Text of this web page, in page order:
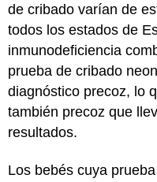
de cribado varían de
todos los estados de
inmunodeficiencia
prueba de cribado
diagnóstico precoz, lo
también precoz que
resultados.
Los bebés cuya